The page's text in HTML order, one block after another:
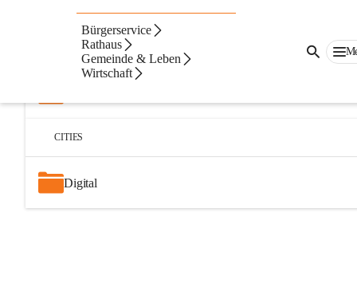
Bürgerservice
Rathaus
Gemeinde & Leben
Wirtschaft
Beste Resultate Artikel
Suchergebnisse
Suchergebnisse:
CITIES
Digital